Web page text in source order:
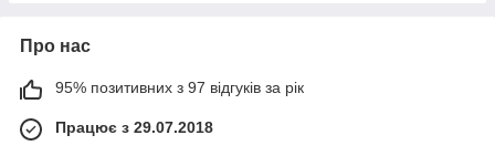
Про нас
95% позитивних з 97 відгуків за рік
Працює з 29.07.2018